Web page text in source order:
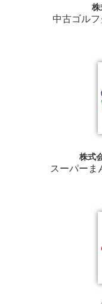
株
中古ゴル
株式
スーパーま